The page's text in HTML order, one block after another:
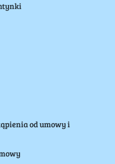
od umowy i